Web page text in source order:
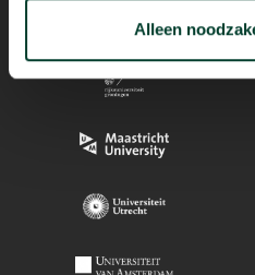
Alleen